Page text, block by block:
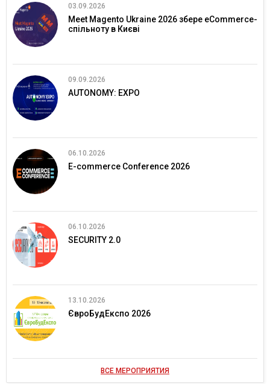
03.09.2026
Meet Magento Ukraine 2026 збере eCommerce-
спільноту в Києві
09.09.2026
AUTONOMY: EXPO
06.10.2026
E-commerce Conference 2026
06.10.2026
SECURITY 2.0
13.10.2026
ЄвроБудЕкспо 2026
ВСЕ МЕРОПРИЯТИЯ